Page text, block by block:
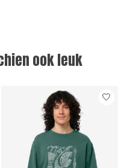
ook leuk